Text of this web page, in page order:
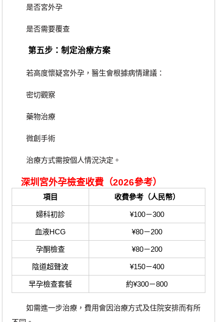
是否宮外孕
是否需要覆查
第五步：制定治療方案
若高度懷疑宮外孕，醫生會根據病情建議：
密切觀察
藥物治療
微創手術
治療方式需按個人情況決定。
深圳宮外孕檢查收費（2026參考）
項目 收費參考（人民幣）
婦科初診 ¥100－300
血液HCG ¥80－200
孕酮檢查 ¥80－200
陰道超聲波 ¥150－400
早孕檢查套餐 約¥300－800
如需進一步治療，費用會因治療方式及住院安排而有所